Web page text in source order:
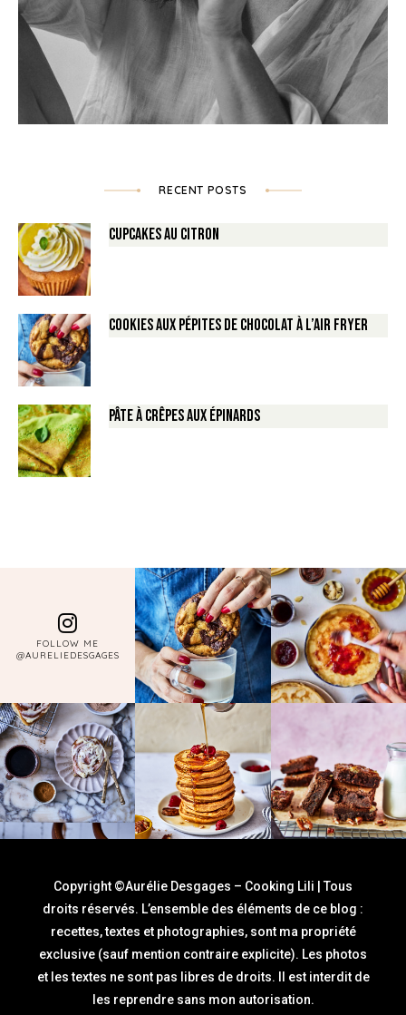
RECENT POSTS
Cupcakes au Citron
Cookies aux pépites de Chocolat à l’air fryer
Pâte à crêpes aux épinards
FOLLOW ME
@AURELIEDESGAGES
Copyright ©Aurélie Desgages – Cooking Lili | Tous
droits réservés. L’ensemble des éléments de ce blog :
recettes, textes et photographies, sont ma propriété
exclusive (sauf mention contraire explicite). Les photos
et les textes ne sont pas libres de droits. Il est interdit de
les reprendre sans mon autorisation.